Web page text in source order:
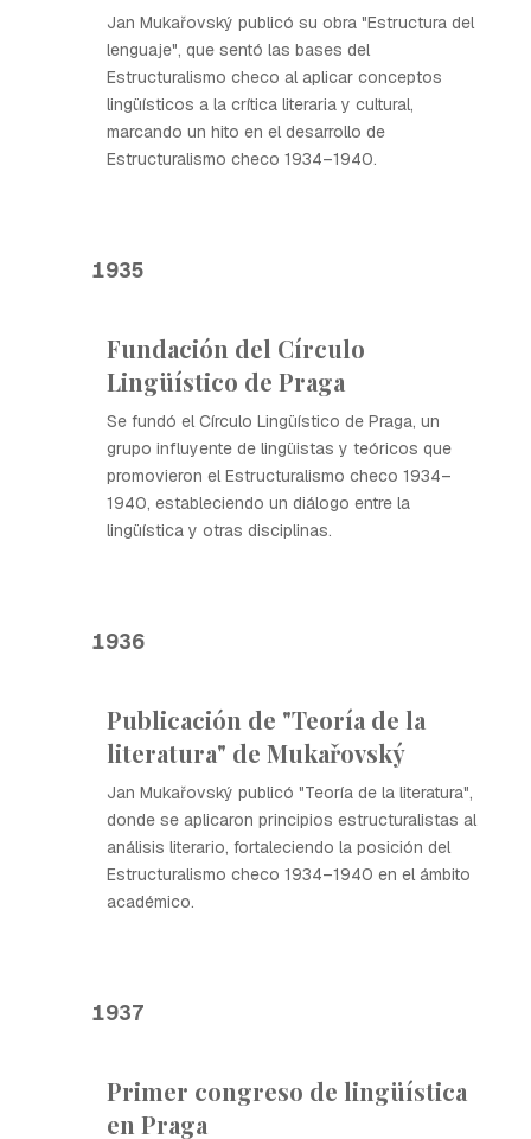
Jan Mukařovský publicó su obra "Estructura del
lenguaje", que sentó las bases del
Estructuralismo checo al aplicar conceptos
lingüísticos a la crítica literaria y cultural,
marcando un hito en el desarrollo de
Estructuralismo checo 1934–1940.
1935
Fundación del Círculo
Lingüístico de Praga
Se fundó el Círculo Lingüístico de Praga, un
grupo influyente de lingüistas y teóricos que
promovieron el Estructuralismo checo 1934–
1940, estableciendo un diálogo entre la
lingüística y otras disciplinas.
1936
Publicación de "Teoría de la
literatura" de Mukařovský
Jan Mukařovský publicó "Teoría de la literatura",
donde se aplicaron principios estructuralistas al
análisis literario, fortaleciendo la posición del
Estructuralismo checo 1934–1940 en el ámbito
académico.
1937
Primer congreso de lingüística
en Praga